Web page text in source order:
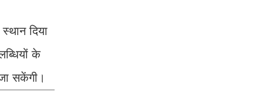
दिया
के
सकेंगी।